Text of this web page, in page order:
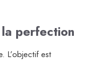
perfection
L’objectif est